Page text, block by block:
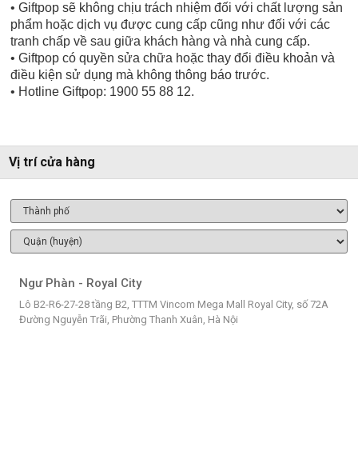
• Giftpop sẽ không chịu trách nhiệm đối với chất lượng sản
phẩm hoặc dịch vụ được cung cấp cũng như đối với các
tranh chấp về sau giữa khách hàng và nhà cung cấp.
• Giftpop có quyền sửa chữa hoặc thay đổi điều khoản và
điều kiện sử dụng mà không thông báo trước.
• Hotline Giftpop: 1900 55 88 12.
Vị trí cửa hàng
Ngư Phàn - Royal City
Lô B2-R6-27-28 tầng B2, TTTM Vincom Mega Mall Royal City, số 72A
Đường Nguyễn Trãi, Phường Thanh Xuân, Hà Nội